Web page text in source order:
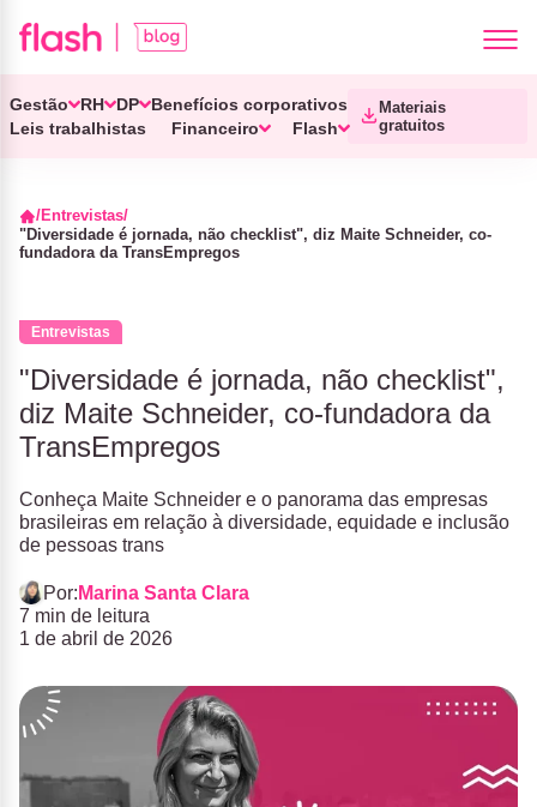
Gestão RH DP
Benefícios corporativos
Leis trabalhistas
Financeiro Flash
Materiais
gratuitos
Entrevistas
"Diversidade é jornada, não checklist", diz Maite Schneider, co-
fundadora da TransEmpregos
Entrevistas
"Diversidade é jornada, não checklist",
diz Maite Schneider, co-fundadora da
TransEmpregos
Conheça Maite Schneider e o panorama das empresas
brasileiras em relação à diversidade, equidade e inclusão
de pessoas trans
Por: Marina Santa Clara
7 min de leitura
1 de abril de 2026